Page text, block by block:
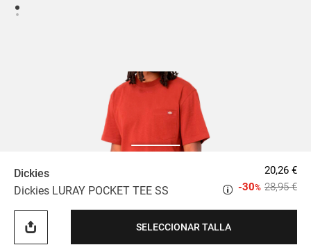
Dickies
Dickies LURAY POCKET TEE SS
20,26 €
28,95 €
-30%
SELECCIONAR TALLA